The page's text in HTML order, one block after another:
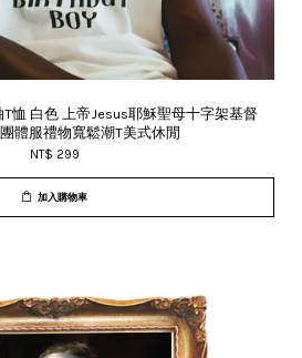
T恤 白色 上帝Jesus耶穌聖母十字架基督
體服禮物寬鬆潮T美式休閒
NT$ 299
加入購物車